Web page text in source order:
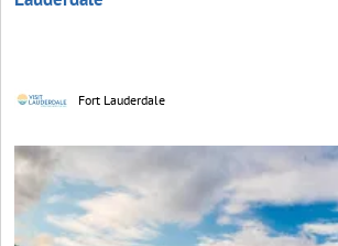
Fort Lauderdale